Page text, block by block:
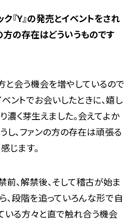
『Y』の発売とイベントをされ
方の存在はどういうものです
と会う機会を増やしているので
ントでお会いしたときに、嬉し
濃く芽生えました。会えてよか
し、ファンの方の存在は頑張る
じます。
前、解禁後、そして稽古が始ま
、段階を追っていろんな形で自
いる方々と直で触れ合う機会